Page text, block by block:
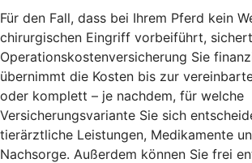
Für den Fall, dass bei Ihrem Pferd kein
chirurgischen Eingriff vorbeiführt,
Operationskostenversicherung Sie
übernimmt die Kosten bis zur
oder komplett – je nachdem, für welche
Versicherungsvariante Sie sich
tierärztliche Leistungen, Medikamente
Nachsorge. Außerdem können Sie frei